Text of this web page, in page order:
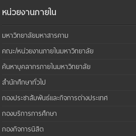
หน่วยงานภายใน
มหาวิทยาลัยมหาสารคาม
คณะ/หน่วยงานภายในมหาวิทยาลัย
ค้นหาบุคลากรภายในมหาวิทยาลัย
สำนักศึกษาทั่วไป
กองประชาสัมพันธ์และกิจการต่างประเทศ
กองบริการการศึกษา
กองกิจการนิสิต